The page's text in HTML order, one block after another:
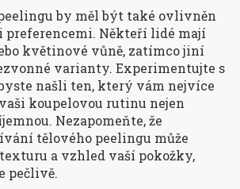
by měl být také ovlivněn
preferencemi. Někteří lidé mají
květinové vůně, zatímco jiní
varianty. Experimentujte s
našli ten, který vám nejvíce
koupelovou rutinu nejen
Nezapomeňte, že
tělového peelingu může
a vzhled vaší pokožky,
pečlivě.